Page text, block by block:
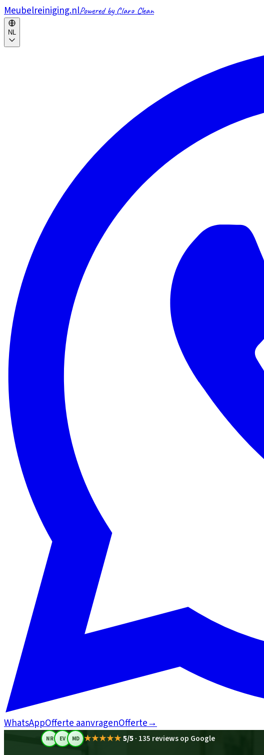
Meubelreiniging.nlPowered by Claro Clean
NL
WhatsAppOfferte aanvragenOfferte→
NR EV MD ★★★★★5/5· 135 reviews op Google